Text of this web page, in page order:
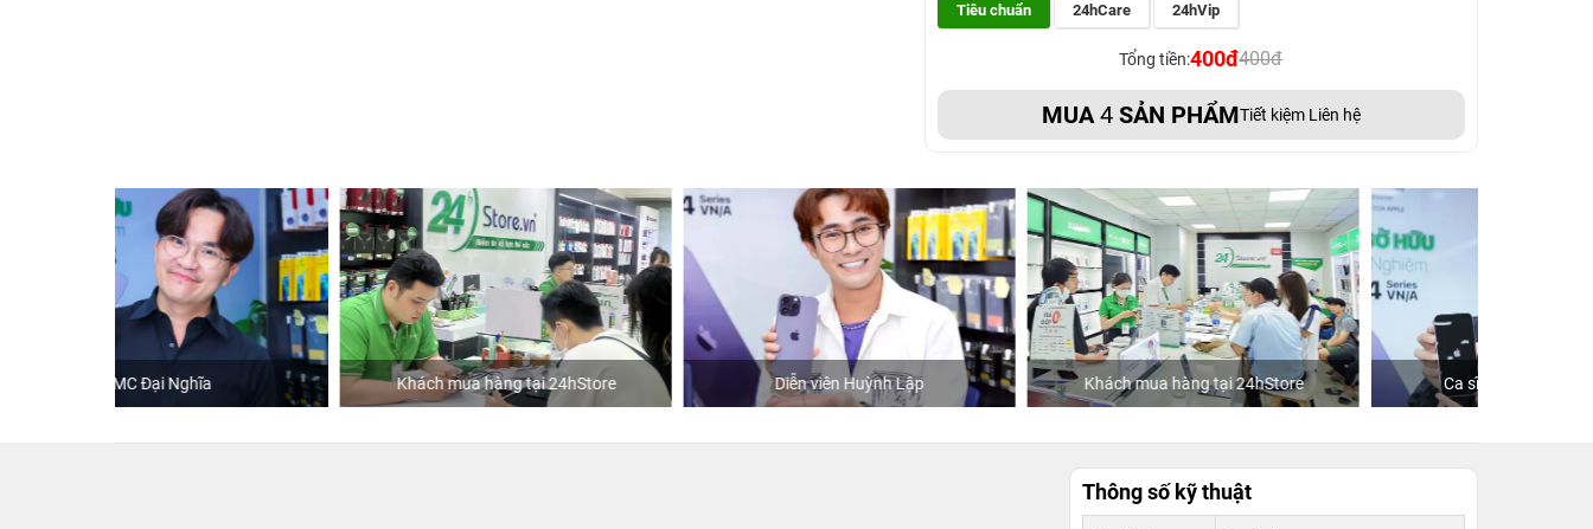
Tiêu chuẩn 24hCare 24hVip
Tổng tiền:400đ400đ
MUA4SẢN PHẨMTiết kiệm Liên hệ
Khách mua hàng tại 24hStore Diễn viên Huỳnh Lập Khách mua hàng tại 24hStore Ca sĩ/Diễn viên Jun Phạm
Thông số kỹ thuật